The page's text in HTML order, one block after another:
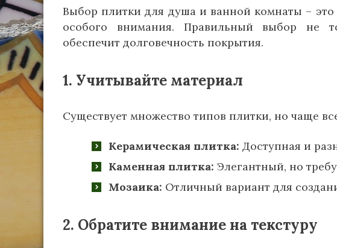
Выбор плитки для душа и ванной комнаты –
особого внимания. Правильный выбор не
обеспечит долговечность покрытия.
1. Учитывайте материал
Существует множество типов плитки, но чаще
Керамическая плитка: Доступная и
Каменная плитка: Элегантный, но
Мозаика: Отличный вариант для
2. Обратите внимание на текстуру